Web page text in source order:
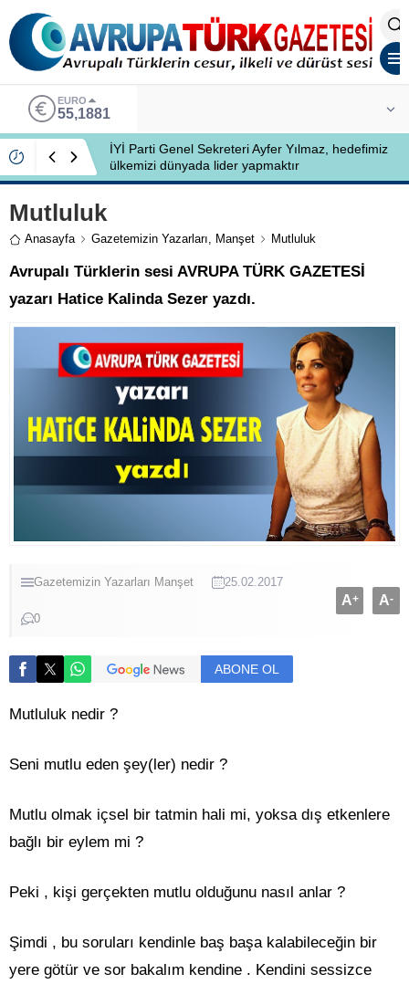
ALTIN
6.660,55
İYİ Partili Ayfer Yılmaz, Özlem Kardeş Sancar’a
gündemi değerlendirdi
Mutluluk
Anasayfa Gazetemizin Yazarları, Manşet Mutluluk
Avrupalı Türklerin sesi AVRUPA TÜRK GAZETESİ
yazarı Hatice Kalinda Sezer yazdı.
Gazetemizin Yazarları Manşet 25.02.2017
0
A+ A-
ABONE OL
Mutluluk nedir ?
Seni mutlu eden şey(ler) nedir ?
Mutlu olmak içsel bir tatmin hali mi, yoksa dış etkenlere
bağlı bir eylem mi ?
Peki , kişi gerçekten mutlu olduğunu nasıl anlar ?
Şimdi , bu soruları kendinle baş başa kalabileceğin bir
yere götür ve sor bakalım kendine . Kendini sessizce